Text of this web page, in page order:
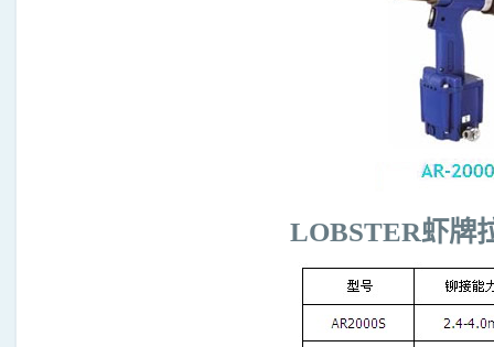
LOBSTER虾牌